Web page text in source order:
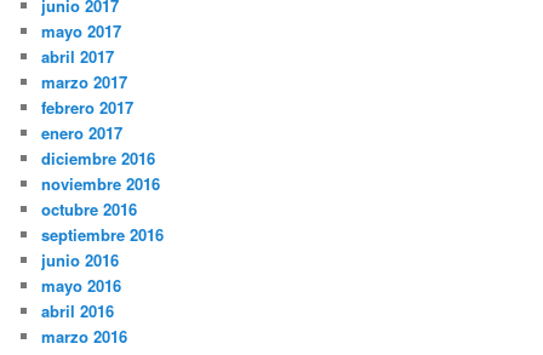
junio 2017
mayo 2017
abril 2017
marzo 2017
febrero 2017
enero 2017
diciembre 2016
noviembre 2016
octubre 2016
septiembre 2016
junio 2016
mayo 2016
abril 2016
marzo 2016